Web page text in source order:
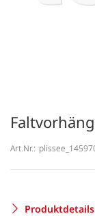
Art.Nr.:
Produktdetails